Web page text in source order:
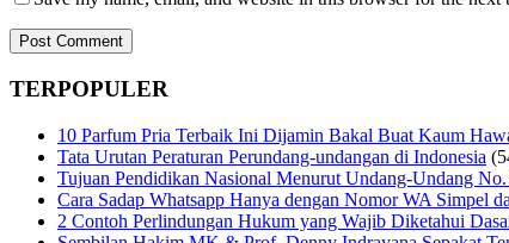
TERPOPULER
10 Parfum Pria Terbaik Ini Dijamin Bakal Buat Kaum
Tata Urutan Peraturan Perundang-undangan di Indonesia
Tujuan Pendidikan Nasional Menurut Undang-Undang
Cara Sadap Whatsapp Hanya dengan Nomor WA Simpel
2 Contoh Perlindungan Hukum yang Wajib Diketahui